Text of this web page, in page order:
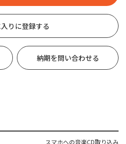
りに登録する
納期を問い合わせる
スマホへの音楽CD取り込み